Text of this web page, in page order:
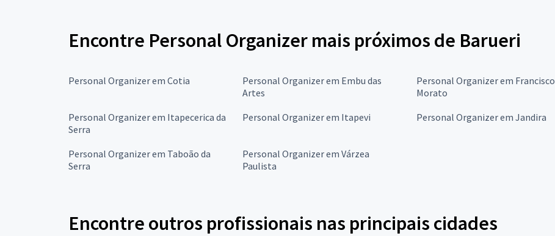
Encontre Personal Organizer mais próximos de Barueri
Personal Organizer em Cotia
Personal Organizer em Embu das
Artes
Personal Organizer em Francisco
Morato
Personal Organizer em Itapecerica da
Serra
Personal Organizer em Itapevi Personal Organizer em Jandira
Personal Organizer em Taboão da
Serra
Personal Organizer em Várzea
Paulista
Encontre outros profissionais nas principais cidades